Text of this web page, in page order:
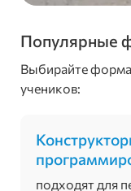
Популярные
Выбирайте
учеников:
подходят для